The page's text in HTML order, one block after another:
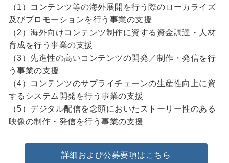
（1）コンテンツ等の海外展開を行う際のローカライズ
及びプロモーションを行う事業の支援
（2）海外向けコンテンツ制作に資する資金調達・人材
育成を行う事業の支援
（3）先進性の高いコンテンツの開発／制作・発信を行
う事業の支援
（4）コンテンツのサプライチェーンの生産性向上に資
するシステム開発を行う事業の支援
（5）デジタル配信を念頭においたストーリー性のある
映像の制作・発信を行う事業の支援
詳細および公募要項はこちら